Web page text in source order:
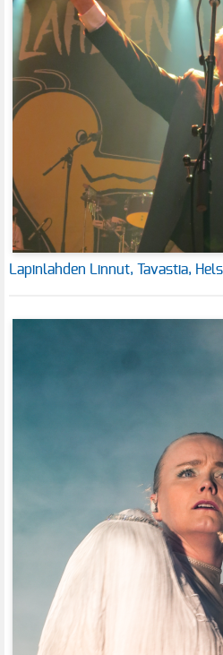
Lapinlahden Linnut, Tavastia,